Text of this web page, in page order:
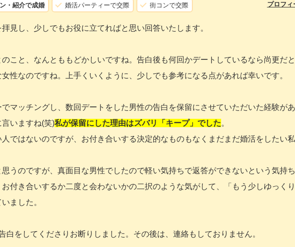
・紹介で成婚 婚活パーティーで交際 街コンで交際 プロフィ
見し、少しでもお役に立てればと思い回答いたします。
こと、なんとももどかしいですね。告白後も何回かデートしているなら尚更だ
性なのですね。上手くいくように、少しでも参考になる点があれば幸いです。
マッチングし、数回デートをした男性の告白を保留にさせていただいた経験があ
いますね(笑)私が保留にした理由はズバリ「キープ」でした。
ではないのですが、お付き合いする決定的なものもなくまだまだ婚活をしたい
うのですが、真面目な男性でしたので軽い気持ちで返答ができないという気持
付き合いするか二度と会わないかの二択のような気がして、「もう少しゆっく
ました。
白をしてくださりお断りしました。その後は、連絡もしておりません。